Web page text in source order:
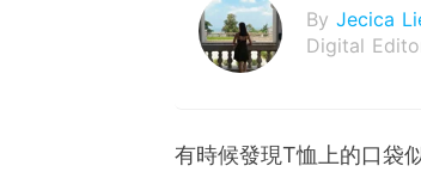
By Jecica
Digital
有時候發現T恤上的口袋